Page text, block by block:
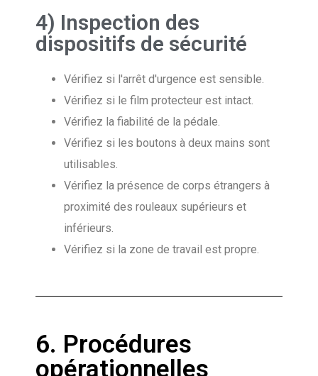
4) Inspection des
dispositifs de sécurité
Vérifiez si l'arrêt d'urgence est sensible.
Vérifiez si le film protecteur est intact.
Vérifiez la fiabilité de la pédale.
Vérifiez si les boutons à deux mains sont
utilisables.
Vérifiez la présence de corps étrangers à
proximité des rouleaux supérieurs et
inférieurs.
Vérifiez si la zone de travail est propre.
6. Procédures
opérationnelles